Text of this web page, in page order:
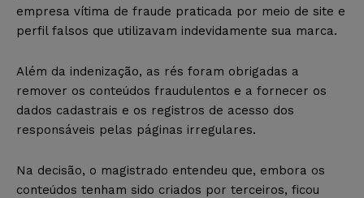
empresa vítima de fraude praticada por meio de site e
perfil falsos que utilizavam indevidamente sua marca.
Além da indenização, as rés foram obrigadas a
remover os conteúdos fraudulentos e a fornecer os
dados cadastrais e os registros de acesso dos
responsáveis pelas páginas irregulares.
Na decisão, o magistrado entendeu que, embora os
conteúdos tenham sido criados por terceiros, ficou